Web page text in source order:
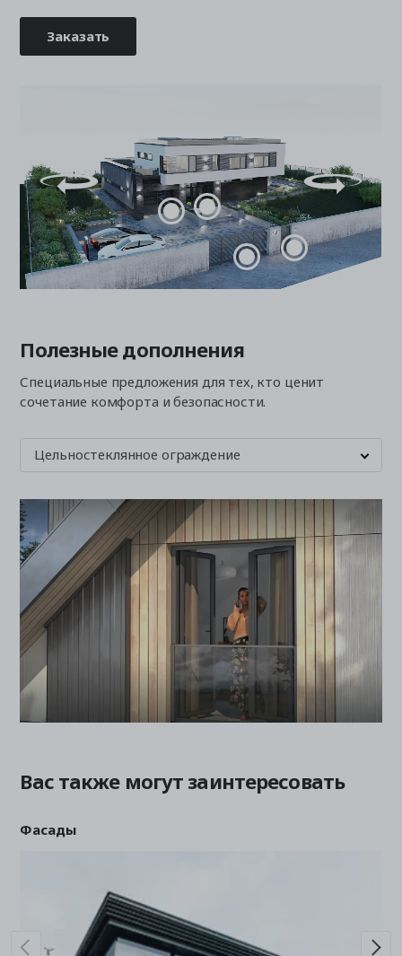
Заказать
Полезные дополнения
Специальные предложения для тех, кто ценит
сочетание комфорта и безопасности.
Цельностеклянное ограждение
Вас также могут заинтересовать
Фасады